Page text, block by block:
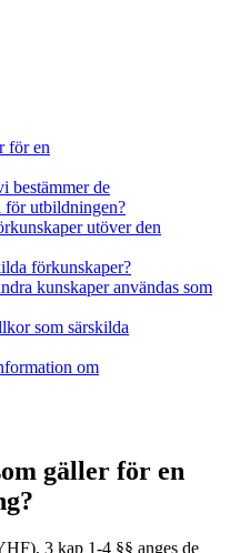
för en
bestämmer de
för utbildningen?
utöver den
förkunskaper?
kunskaper användas som
som särskilda
om
gäller för en
3 kap 1-4 §§ anges de